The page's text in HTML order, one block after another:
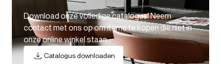
Download onze volledige catalogus! Neem
contact met ons op om items te kopen die niet in
onze online winkel staan
Catalogus downloaden